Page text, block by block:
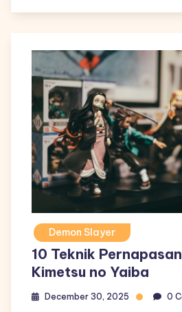
Demon Slayer
10 Teknik
Kimetsu no Yaiba
December 30, 2025 0